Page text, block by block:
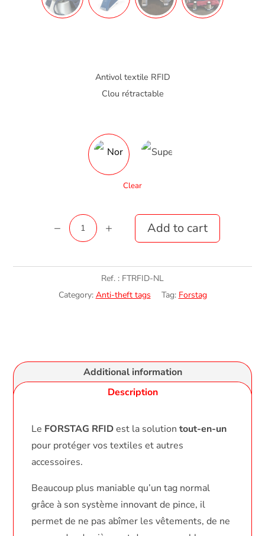
Antivol textile RFID
Clou rétractable
Clear
Forstag
RFID
Add to cart
Ref. : FTRFID-NL
Category: Anti-theft tags Tag: Forstag
Description
Additional information
Le FORSTAG RFIDest la solutiontout-en-un
pour protéger vos textiles et autres
accessoires.
Beaucoup plus maniable qu’un tag normal
grâce à son système innovant de pince, il
permet de ne pas abîmer les vêtements, de ne